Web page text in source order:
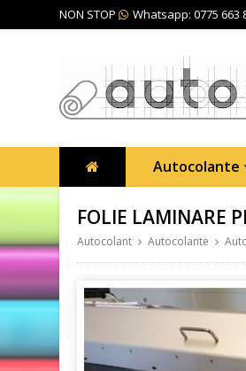
NON STOP Whatsapp: 0775 663
Autocolante
FOLIE LAMINARE
Autocolant Autocolante